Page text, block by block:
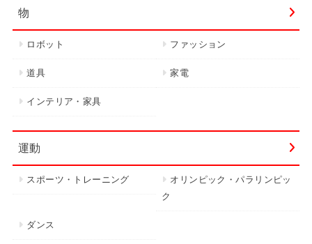
物
ロボット ファッション
道具 家電
インテリア・家具
運動
スポーツ・トレーニング
オリンピック・パラリンピッ
ク
ダンス